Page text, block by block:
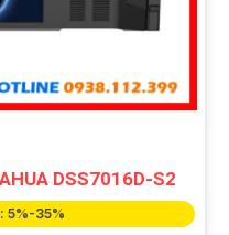
DSS7016D-S2
5%-35%